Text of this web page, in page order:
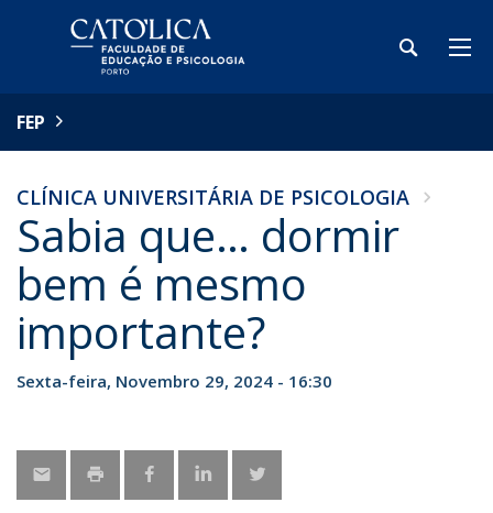
FEP
CLÍNICA UNIVERSITÁRIA DE PSICOLOGIA
Sabia que… dormir
bem é mesmo
importante?
Sexta-feira, Novembro 29, 2024 - 16:30